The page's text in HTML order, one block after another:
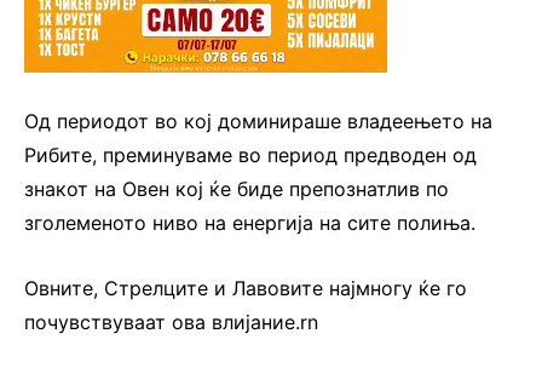
Од периодот во кој доминираше владеењето на
Рибите, преминуваме во период предводен од
знакот на Овен кој ќе биде препознатлив по
зголеменото ниво на енергија на сите полиња.
Овните, Стрелците и Лавовите најмногу ќе го
почувствуваат ова влијание.rn